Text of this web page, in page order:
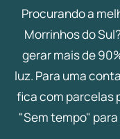
Procurando a
Morrinhos do
gerar mais de
luz. Para uma
fica com parcelas
"Sem tempo"